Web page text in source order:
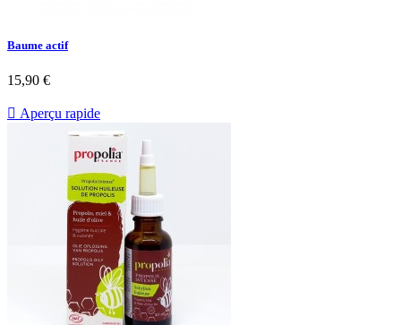
Baume actif
15,90 €
 Aperçu rapide